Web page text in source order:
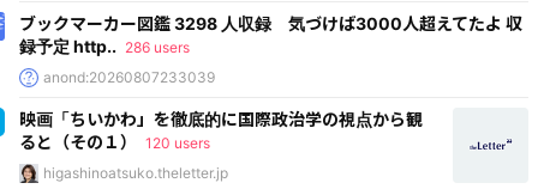
ブックマーカー図鑑 3298 人収録 気づけば3000人超えてたよ 収
録予定 http.. 286 users
anond:20260807233039
映画「ちいかわ」を徹底的に国際政治学の視点から観
ると（その１）
120 users
higashinoatsuko.theletter.jp